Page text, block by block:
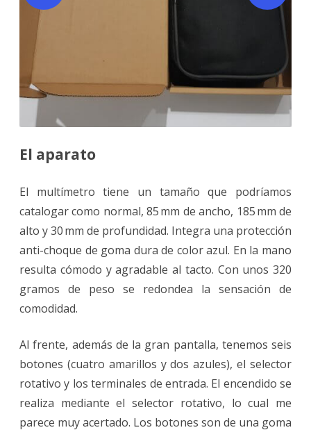
El aparato
El multímetro tiene un tamaño que podríamos
catalogar como normal, 85 mm de ancho, 185 mm de
alto y 30 mm de profundidad. Integra una protección
anti-choque de goma dura de color azul. En la mano
resulta cómodo y agradable al tacto. Con unos 320
gramos de peso se redondea la sensación de
comodidad.
Al frente, además de la gran pantalla, tenemos seis
botones (cuatro amarillos y dos azules), el selector
rotativo y los terminales de entrada. El encendido se
realiza mediante el selector rotativo, lo cual me
parece muy acertado. Los botones son de una goma